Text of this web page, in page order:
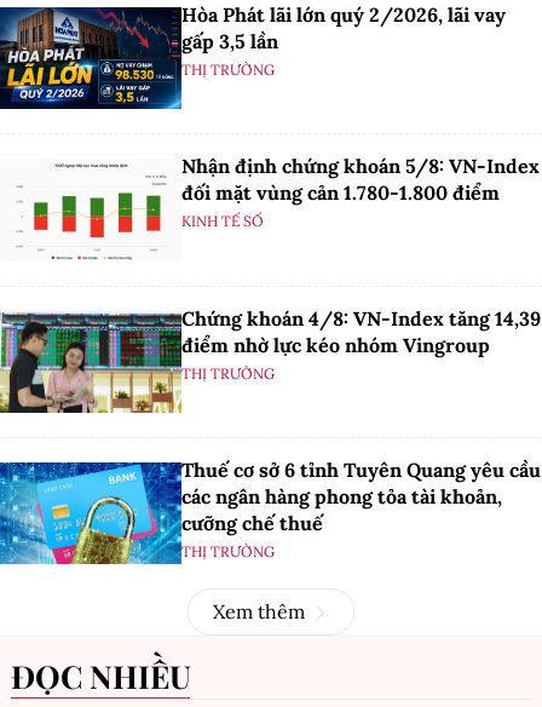
Hòa Phát lãi lớn quý 2/2026, lãi vay
gấp 3,5 lần
THỊ TRƯỜNG
Nhận định chứng khoán 5/8: VN-Index
đối mặt vùng cản 1.780-1.800 điểm
KINH TẾ SỐ
Chứng khoán 4/8: VN-Index tăng 14,39
điểm nhờ lực kéo nhóm Vingroup
THỊ TRƯỜNG
Thuế cơ sở 6 tỉnh Tuyên Quang yêu cầu
các ngân hàng phong tỏa tài khoản,
cưỡng chế thuế
THỊ TRƯỜNG
Xem thêm
ĐỌC NHIỀU